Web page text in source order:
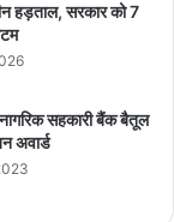
हड़ताल, सरकार को 7
सहकारी बैंक बैतूल
अवार्ड